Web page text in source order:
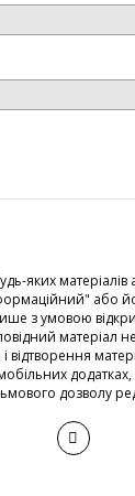
яких матеріалів
або
з умовою
матеріал
відтворення
дозволу